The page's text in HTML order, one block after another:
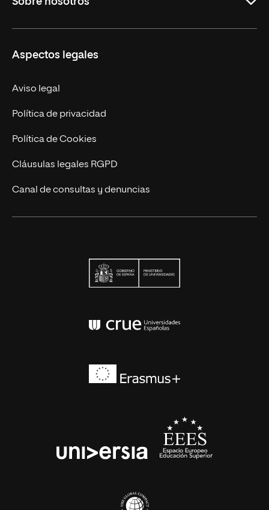
Maestrías
Trabaja en UNIR
Actualidad
Contacto
Aspectos legales
Aviso legal
Política de privacidad
Política de Cookies
Cláusulas legales RGPD
Canal de consultas y denuncias
Conferencia de
universia